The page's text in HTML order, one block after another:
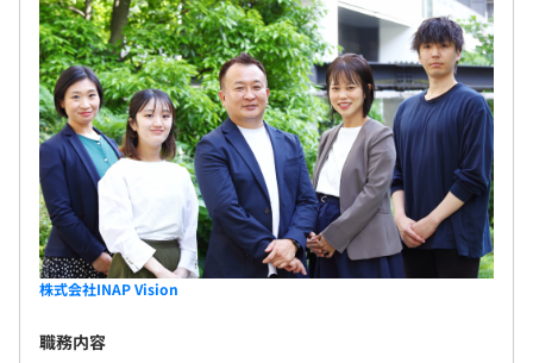
株式会社INAP Vision
職務内容